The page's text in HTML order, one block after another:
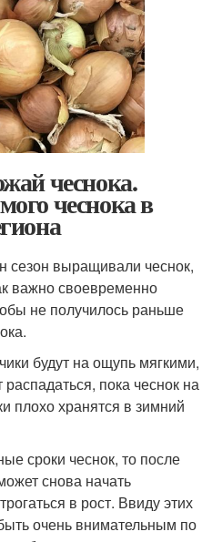
чеснока.
чеснока в
сезон выращивали чеснок,
важно своевременно
не получилось раньше
будут на ощупь мягкими,
пока чеснок на
плохо хранятся в зимний
сроки чеснок, то после
снова начать
в рост. Ввиду этих
очень внимательным по